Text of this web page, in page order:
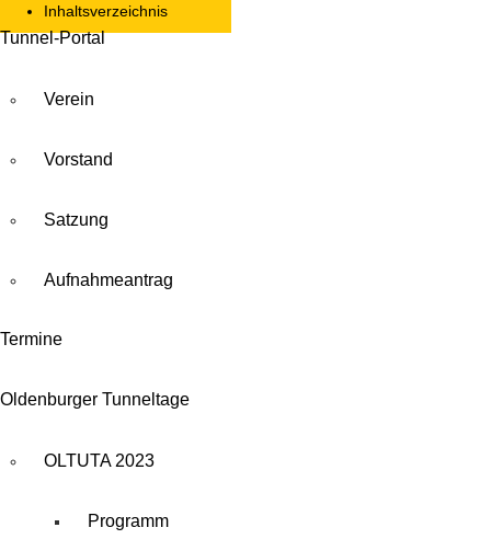
Inhaltsverzeichnis
Tunnel-Portal
Verein
Vorstand
Satzung
Aufnahmeantrag
Termine
Oldenburger Tunneltage
OLTUTA 2023
Programm